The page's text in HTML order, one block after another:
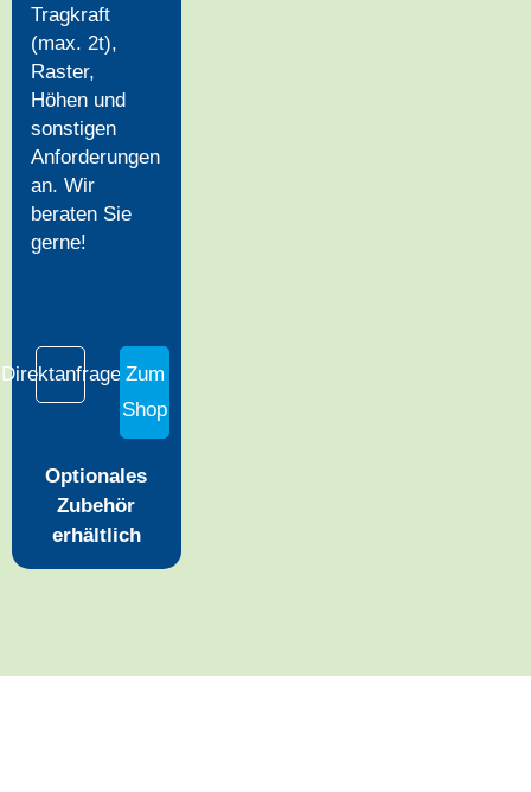
Tragkraft
(max. 2t),
Raster,
Höhen und
sonstigen
Anforderungen
an. Wir
beraten Sie
gerne!
Direktanfrage Zum
Shop
Optionales
Zubehör
erhältlich